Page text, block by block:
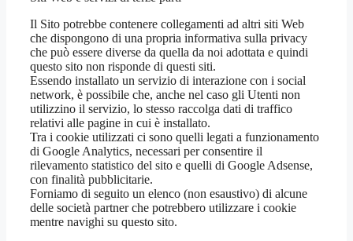
Il Sito potrebbe contenere collegamenti ad altri siti Web
che dispongono di una propria informativa sulla privacy
che può essere diverse da quella da noi adottata e quindi
questo sito non risponde di questi siti.
Essendo installato un servizio di interazione con i social
network, è possibile che, anche nel caso gli Utenti non
utilizzino il servizio, lo stesso raccolga dati di traffico
relativi alle pagine in cui è installato.
Tra i cookie utilizzati ci sono quelli legati a funzionamento
di Google Analytics, necessari per consentire il
rilevamento statistico del sito e quelli di Google Adsense,
con finalità pubblicitarie.
Forniamo di seguito un elenco (non esaustivo) di alcune
delle società partner che potrebbero utilizzare i cookie
mentre navighi su questo sito.